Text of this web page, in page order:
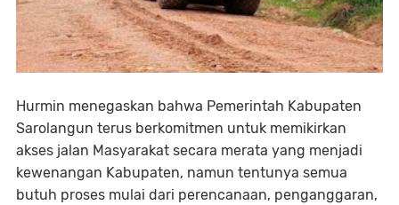
Hurmin menegaskan bahwa Pemerintah Kabupaten
Sarolangun terus berkomitmen untuk memikirkan
akses jalan Masyarakat secara merata yang menjadi
kewenangan Kabupaten, namun tentunya semua
butuh proses mulai dari perencanaan, penganggaran,